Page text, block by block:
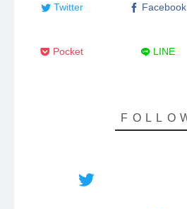
Twitter Facebook
Pocket LINE